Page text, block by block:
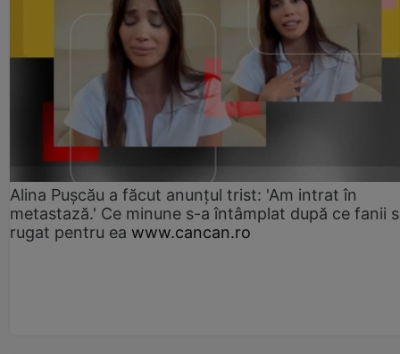
Alina Pușcău a făcut anunțul trist: 'Am intrat în
metastază.' Ce minune s-a întâmplat după ce fanii
rugat pentru ea www.cancan.ro